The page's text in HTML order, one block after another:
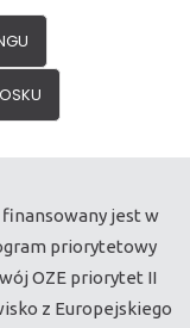
PV,
CIEPŁA
finansowany jest w
priorytetowy
OZE priorytet II
z Europejskiego